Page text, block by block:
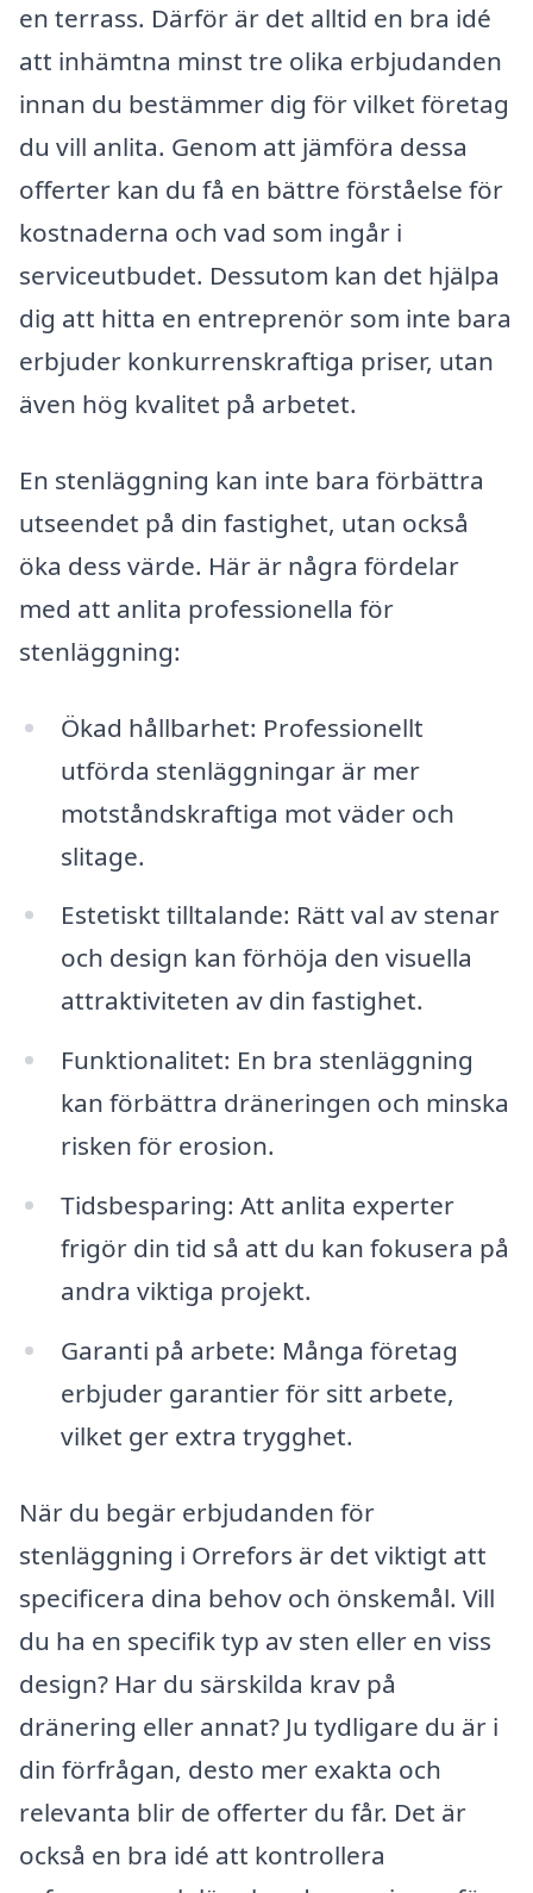
en terrass. Därför är det alltid en bra idé
att inhämtna minst tre olika erbjudanden
innan du bestämmer dig för vilket företag
du vill anlita. Genom att jämföra dessa
offerter kan du få en bättre förståelse för
kostnaderna och vad som ingår i
serviceutbudet. Dessutom kan det hjälpa
dig att hitta en entreprenör som inte bara
erbjuder konkurrenskraftiga priser, utan
även hög kvalitet på arbetet.
En stenläggning kan inte bara förbättra
utseendet på din fastighet, utan också
öka dess värde. Här är några fördelar
med att anlita professionella för
stenläggning:
Ökad hållbarhet: Professionellt
utförda stenläggningar är mer
motståndskraftiga mot väder och
slitage.
Estetiskt tilltalande: Rätt val av stenar
och design kan förhöja den visuella
attraktiviteten av din fastighet.
Funktionalitet: En bra stenläggning
kan förbättra dräneringen och minska
risken för erosion.
Tidsbesparing: Att anlita experter
frigör din tid så att du kan fokusera på
andra viktiga projekt.
Garanti på arbete: Många företag
erbjuder garantier för sitt arbete,
vilket ger extra trygghet.
När du begär erbjudanden för
stenläggning i Orrefors är det viktigt att
specificera dina behov och önskemål. Vill
du ha en specifik typ av sten eller en viss
design? Har du särskilda krav på
dränering eller annat? Ju tydligare du är i
din förfrågan, desto mer exakta och
relevanta blir de offerter du får. Det är
också en bra idé att kontrollera